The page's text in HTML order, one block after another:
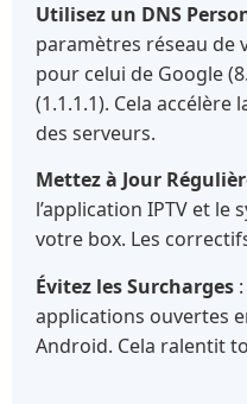
Utilisez un DNS
paramètres réseau de
pour celui de Google
(1.1.1.1). Cela
des serveurs.
Mettez à Jour
l’application IPTV et le
votre box. Les
Évitez les Surcharges
applications ouvertes
Android. Cela ralentit